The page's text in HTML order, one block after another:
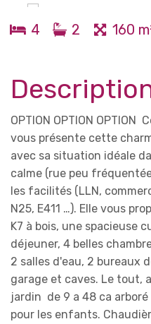
4 2 160
OPTION OPTION OPTION
vous présente cette
avec sa situation idéale
calme (rue peu
les facilités (LLN,
N25, E411 …). Elle vous
K7 à bois, une spacieuse
déjeuner, 4 belles
2 salles d'eau, 2 bureaux
garage et caves. Le tout,
jardin de 9 a 48 ca
pour les enfants.